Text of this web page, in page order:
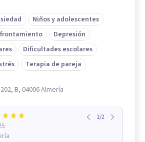
Niños y adolescentes
Depresión
Dificultades escolares
Terapia de pareja
B, 04006 Almería
1/2